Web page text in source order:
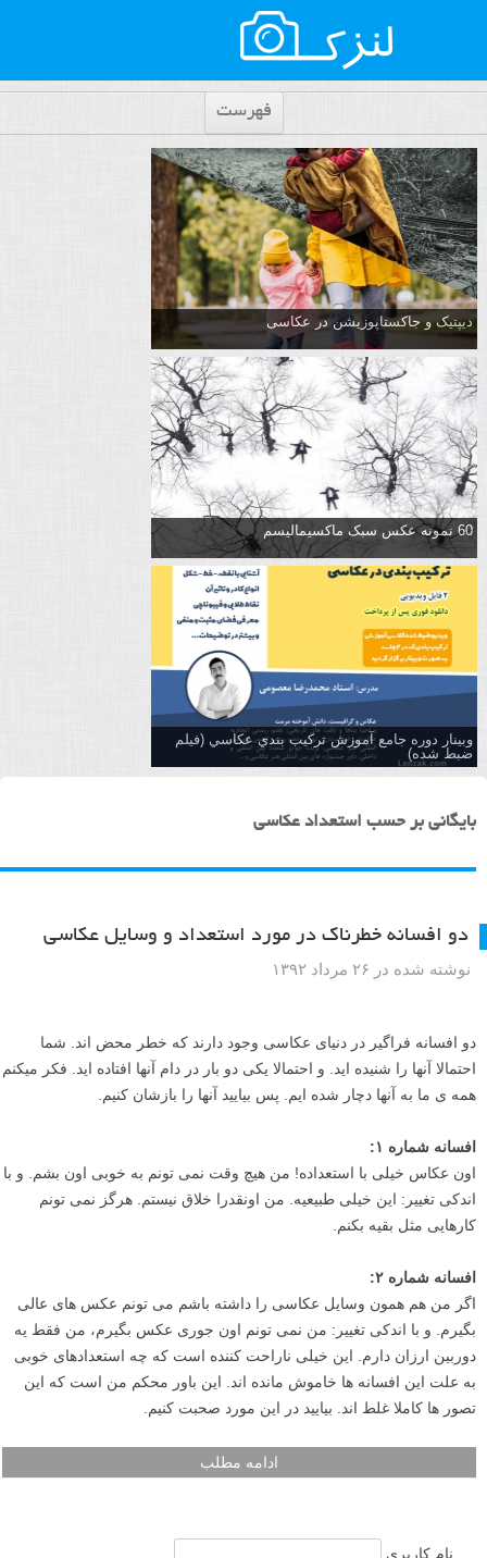
فهرست
دیپتیک و جاکستا‌پوزیشن در عکاسی
60 نمونه عکس سبک ماکسیمالیسم
وبینار دوره جامع آموزش تركيب بندي عكاسي (فیلم
ضبط شده)
بایگانی بر حسب استعداد عکاسی
دو افسانه خطرناک در مورد استعداد و وسایل عکاسی
نوشته شده در ۲۶ مرداد ۱۳۹۲
دو افسانه فراگیر در دنیای عکاسی وجود دارند که خطر محض اند. شما
احتمالا آنها را شنیده اید. و احتمالا یکی دو بار در دام آنها افتاده اید. فکر میکنم
همه ی ما به آنها دچار شده ایم. پس بیایید آنها را بازشان کنیم.
افسانه شماره ۱:
اون عکاس خیلی با استعداده! من هیچ وقت نمی تونم به خوبی اون بشم. و با